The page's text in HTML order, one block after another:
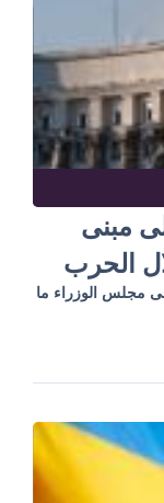
مبنى
الحرب
مجلس الوزراء ما